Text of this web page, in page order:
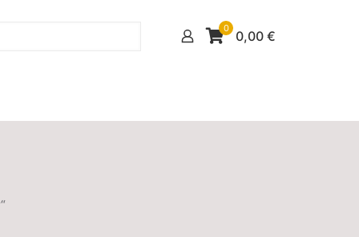
0 0,00 €